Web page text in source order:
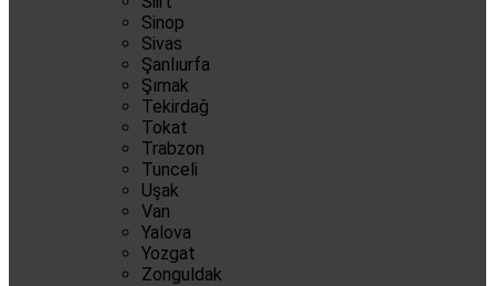
Sinop
Sivas
Şanlıurfa
Şırnak
Tekirdağ
Tokat
Trabzon
Tunceli
Uşak
Van
Yalova
Yozgat
Zonguldak